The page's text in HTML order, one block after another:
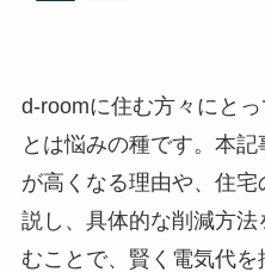
d-roomに住む方々にと
とは悩みの種です。本
が高くなる理由や、住
説し、具体的な削減方
むことで、賢く電気代